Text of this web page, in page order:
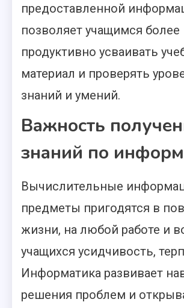
предоставленной
позволяет учащимся более
продуктивно усваивать
материал и проверять
знаний и умений.
Важность
знаний по
Вычислительные
предметы пригодятся в
жизни, на любой работе и
учащихся усидчивость,
Информатика развивает
решения проблем и